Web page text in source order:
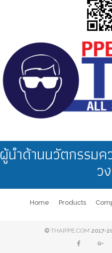
งานซ่อ
นำด้านนวัตกรรม
ว
Home Products
© THAIPPE.COM 2017-